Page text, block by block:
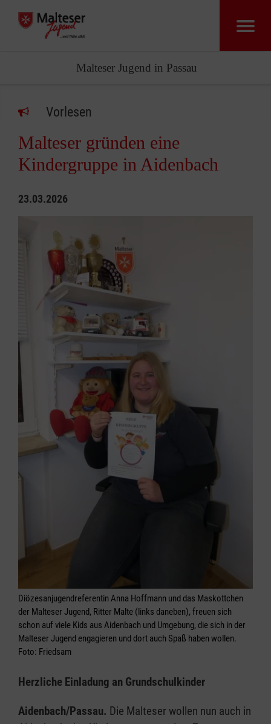
Malteser Jugend in Passau
Vorlesen
Malteser gründen eine
Kindergruppe in Aidenbach
23.03.2026
Diözesanjugendreferentin Anna Hoffmann und das Maskottchen
der Malteser Jugend, Ritter Malte (links daneben), freuen sich
schon auf viele Kids aus Aidenbach und Umgebung, die sich in der
Malteser Jugend engagieren und dort auch Spaß haben wollen.
Foto: Friedsam
Herzliche Einladung an Grundschulkinder
Aidenbach/Passau. Die Malteser wollen nun auch in